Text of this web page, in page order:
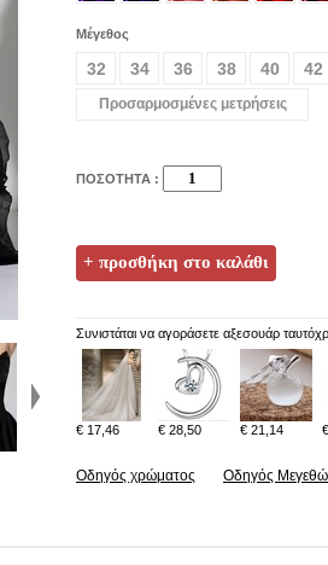
Μέγεθος
32 34 36 38 40 42
Προσαρμοσμένες μετρήσεις
ΠΟΣΟΤΗΤΑ :
Συνιστάται να αγοράσετε αξεσουάρ
€ 17,46 € 28,50 € 21,14
Οδηγός χρώματος Οδηγός